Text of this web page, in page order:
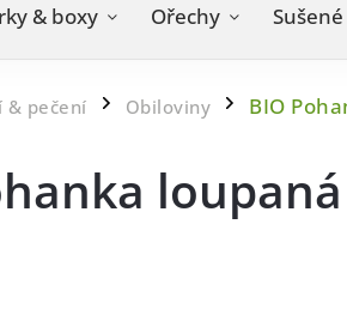
& boxy Ořechy
& pečení / Obiloviny / BIO
loupaná